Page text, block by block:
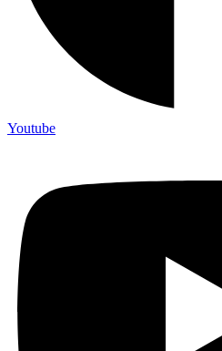
Youtube